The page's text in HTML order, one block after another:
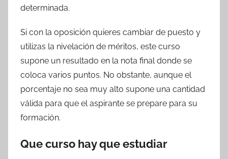
determinada.
Si con la oposición quieres cambiar de puesto y
utilizas la nivelación de méritos, este curso
supone un resultado en la nota final donde se
coloca varios puntos. No obstante, aunque el
porcentaje no sea muy alto supone una cantidad
válida para que el aspirante se prepare para su
formación.
Que curso hay que estudiar